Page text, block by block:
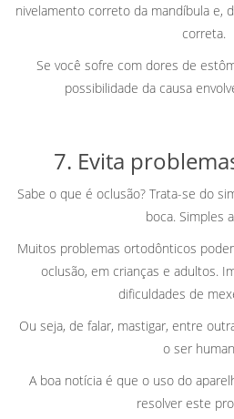
nivelamento correto da mandíbula e,
correta.
Se você sofre com dores de
possibilidade da causa
7. Evita
Sabe o que é oclusão? Trata-se do
boca. Simples
Muitos problemas ortodônticos
oclusão, em crianças e adultos.
dificuldades de
Ou seja, de falar, mastigar, entre
o ser
A boa notícia é que o uso do
resolver este